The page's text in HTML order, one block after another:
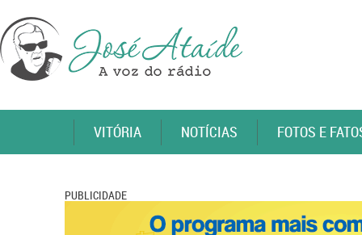
VITÓRIA NOTÍCIAS FOTOS E
PUBLICIDADE